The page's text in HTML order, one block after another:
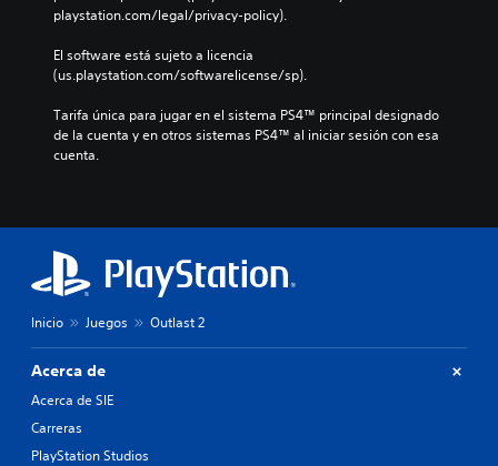
playstation.com/legal/privacy-policy).
El software está sujeto a licencia
(us.playstation.com/softwarelicense/sp).
Tarifa única para jugar en el sistema PS4™ principal designado
de la cuenta y en otros sistemas PS4™ al iniciar sesión con esa
cuenta.
Inicio Juegos Outlast 2
Acerca de
Acerca de SIE
Carreras
PlayStation Studios